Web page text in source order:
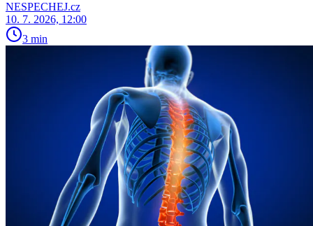
NESPECHEJ.cz
10. 7. 2026, 12:00
3 min